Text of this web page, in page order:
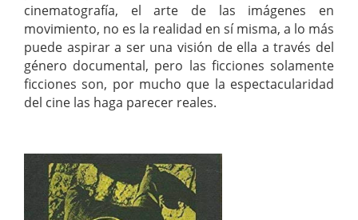
cinematografía, el arte de las imágenes en
movimiento, no es la realidad en sí misma, a lo más
puede aspirar a ser una visión de ella a través del
género documental, pero las ficciones solamente
ficciones son, por mucho que la espectacularidad
del cine las haga parecer reales.